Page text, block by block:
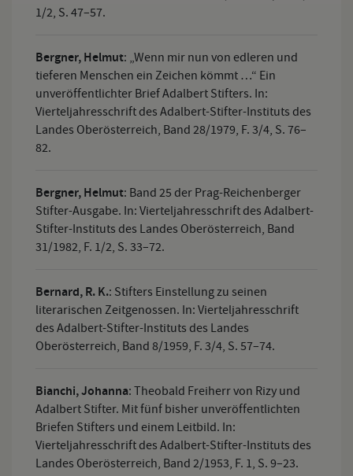
1/2, S. 47–57.
Bergner, Helmut: „Wenn mir nun von edleren und
tieferen Menschen ein Zeichen kömmt …“ Ein
unveröffentlichter Brief Adalbert Stifters. In:
Vierteljahresschrift des Adalbert-Stifter-Instituts des
Landes Oberösterreich, Band 28/1979, F. 3/4, S. 76–
82.
Bergner, Helmut: Band 25 der Prag-Reichenberger
Stifter-Ausgabe. In: Vierteljahresschrift des Adalbert-
Stifter-Instituts des Landes Oberösterreich, Band
31/1982, F. 1/2, S. 33–72.
Bernard, R. K.: Stifters Einstellung zu seinen
literarischen Zeitgenossen. In: Vierteljahresschrift
des Adalbert-Stifter-Instituts des Landes
Oberösterreich, Band 8/1959, F. 3/4, S. 57–74.
Bianchi, Johanna: Theobald Freiherr von Rizy und
Adalbert Stifter. Mit fünf bisher unveröffentlichten
Briefen Stifters und einem Leitbild. In:
Vierteljahresschrift des Adalbert-Stifter-Instituts des
Landes Oberösterreich, Band 2/1953, F. 1, S. 9–23.